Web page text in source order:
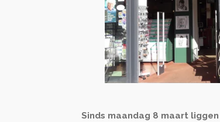
Sinds maandag 8 maart